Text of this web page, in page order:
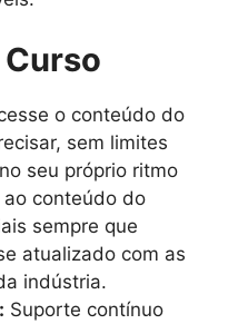
o conteúdo do
sem limites
seu próprio ritmo
conteúdo do
sempre que
atualizado com as
indústria.
Suporte contínuo